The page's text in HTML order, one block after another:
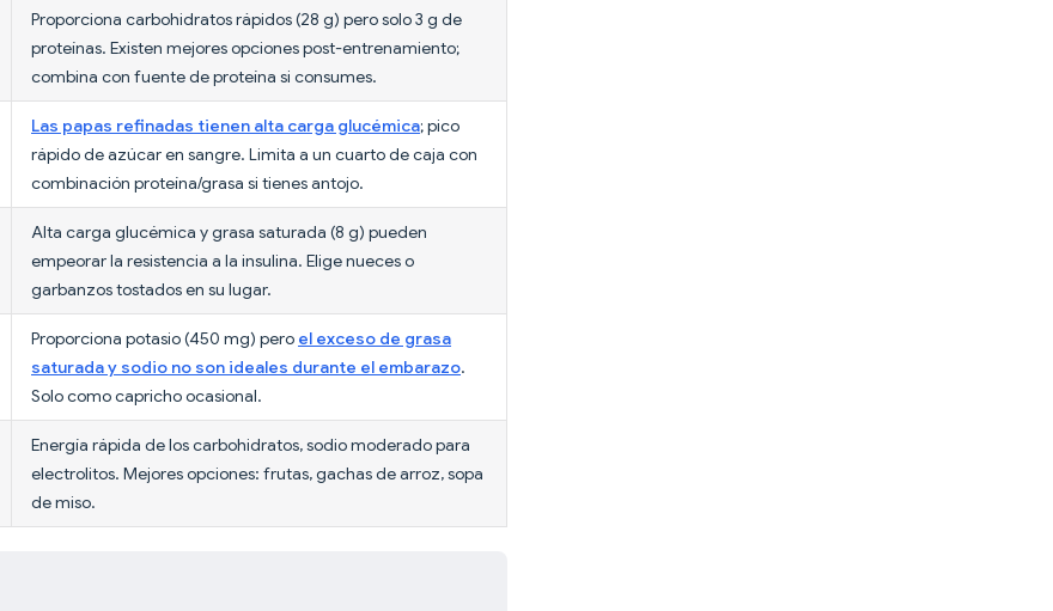
Proporciona carbohidratos rápidos (28 g) pero solo 3 g de
proteínas. Existen mejores opciones post-entrenamiento;
combina con fuente de proteína si consumes.
Las papas refinadas tienen alta carga glucémica; pico
rápido de azúcar en sangre. Limita a un cuarto de caja con
combinación proteína/grasa si tienes antojo.
Alta carga glucémica y grasa saturada (8 g) pueden
empeorar la resistencia a la insulina. Elige nueces o
garbanzos tostados en su lugar.
Proporciona potasio (450 mg) pero el exceso de grasa
saturada y sodio no son ideales durante el embarazo.
Solo como capricho ocasional.
Energía rápida de los carbohidratos, sodio moderado para
electrolitos. Mejores opciones: frutas, gachas de arroz, sopa
de miso.